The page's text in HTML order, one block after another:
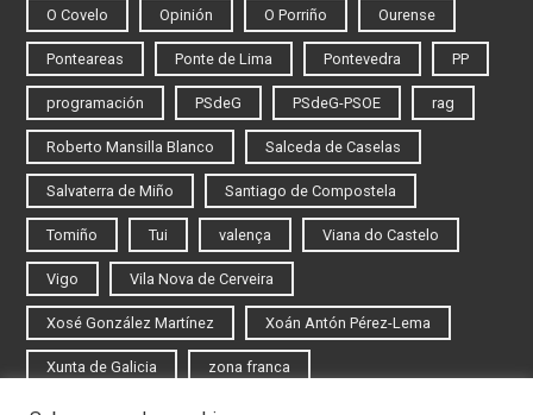
O Covelo Opinión O Porriño Ourense
Ponteareas Ponte de Lima Pontevedra PP
programación PSdeG PSdeG-PSOE rag
Roberto Mansilla Blanco Salceda de Caselas
Salvaterra de Miño Santiago de Compostela
Tomiño Tui valença Viana do Castelo
Vigo Vila Nova de Cerveira
Xosé González Martínez Xoán Antón Pérez-Lema
Xunta de Galicia zona franca